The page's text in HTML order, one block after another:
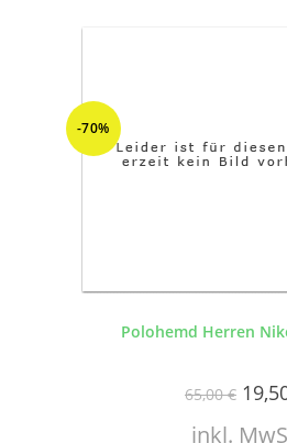
-70%
Polohemd Herren
65,00€
inkl.